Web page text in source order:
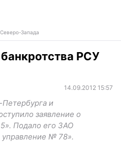
Запада
РСУ
14.09.2012 15:57
и
заявление о
Подало его ЗАО
№ 78».